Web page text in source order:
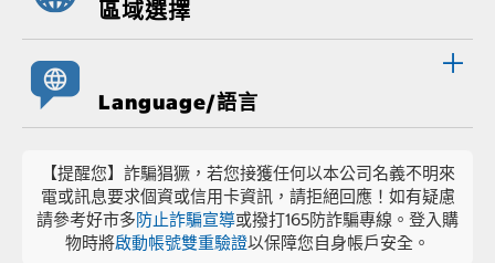
區域選擇
Language/語言
【提醒您】詐騙猖獗，若您接獲任何以本公司名義不明來
電或訊息要求個資或信用卡資訊，請拒絕回應！如有疑慮
請參考好市多防止詐騙宣導或撥打165防詐騙專線。登入購
物時將啟動帳號雙重驗證以保障您自身帳戶安全。